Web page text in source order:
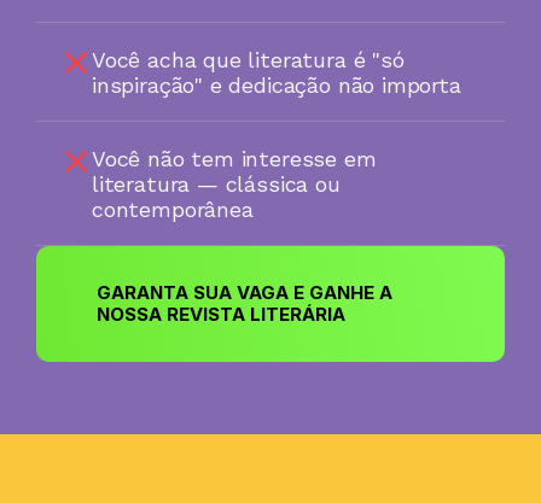
Você acha que literatura é "só
inspiração" e dedicação não importa
Você não tem interesse em
literatura — clássica ou
contemporânea
GARANTA SUA VAGA E GANHE A
NOSSA REVISTA LITERÁRIA